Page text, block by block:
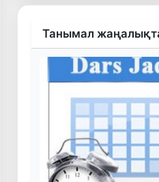
Танымал